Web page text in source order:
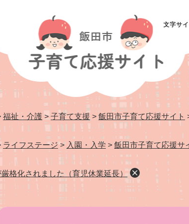
文字サ
福祉・介護 > 子育て支援 > 飯田市子育て応援サイト
ライフステージ > 入園・入学 > 飯田市子育て応援サ
格化されました（育児休業延長）